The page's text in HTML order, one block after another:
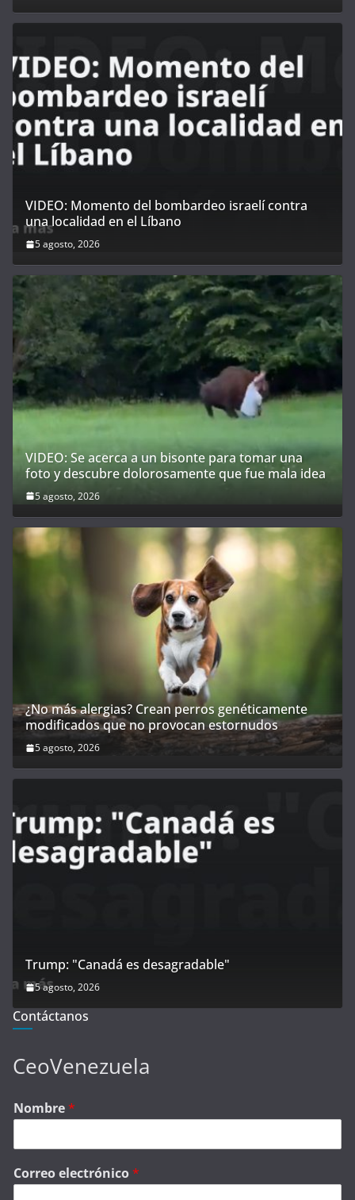
VIDEO: Momento del bombardeo israelí contra
una localidad en el Líbano
5 agosto, 2026
VIDEO: Se acerca a un bisonte para tomar una
foto y descubre dolorosamente que fue mala idea
5 agosto, 2026
¿No más alergias? Crean perros genéticamente
modificados que no provocan estornudos
5 agosto, 2026
Trump: "Canadá es desagradable"
5 agosto, 2026
Contáctanos
CeoVenezuela
Nombre*
Correo electrónico*